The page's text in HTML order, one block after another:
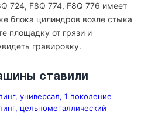
724, F8Q 774, F8Q 776 имеет
блока цилиндров возле стыка
площадку от грязи и
гравировку.
ставили
универсал, 1 поколение
цельнометаллический